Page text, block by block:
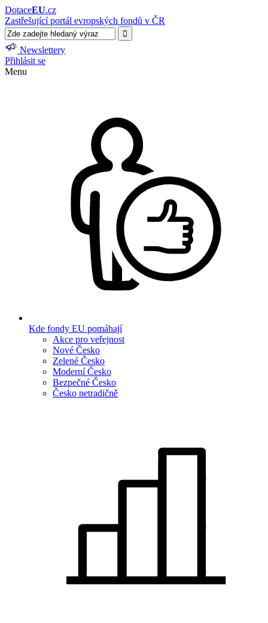
DotaceEU.cz
Zastřešující portál evropských fondů v ČR
Newslettery
Přihlásit se
Menu
Kde fondy EU pomáhají
Akce pro veřejnost
Nové Česko
Zelené Česko
Moderní Česko
Bezpečné Česko
Česko netradičně